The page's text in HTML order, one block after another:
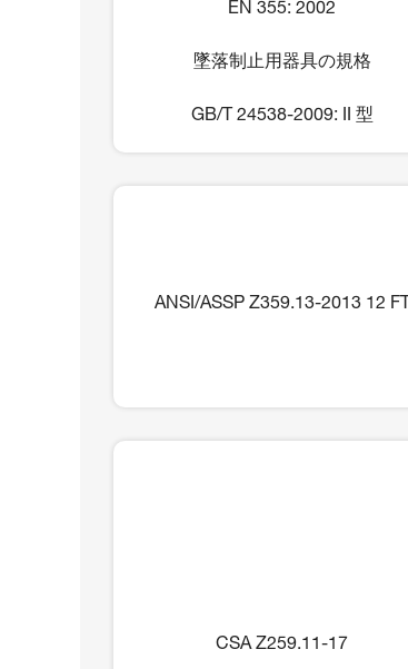
EN 355: 2002
墜落制止用器具の規格
GB/T 24538-2009: II 型
ANSI/ASSP Z359.13-2013 12 FT
CSA Z259.11-17